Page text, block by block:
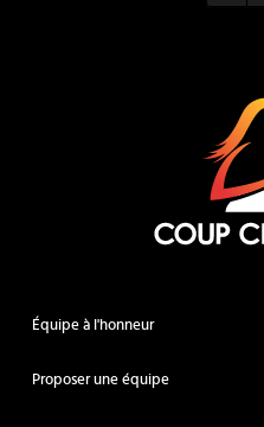
Équipe à l'honneur
Proposer une équipe